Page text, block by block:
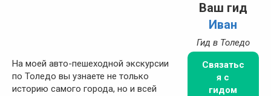
Ваш гид
Иван
Гид в Толедо
Связатьс
я с
гидом
На моей авто-пешеходной экскурсии
по Толедо вы узнаете не только
историю самого города, но и всей